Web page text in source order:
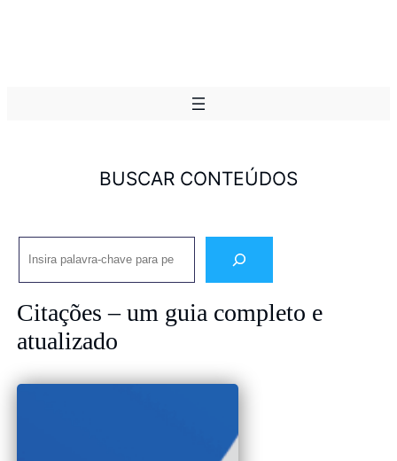
BUSCAR CONTEÚDOS
Pesquisar
Citações – um guia completo e
atualizado